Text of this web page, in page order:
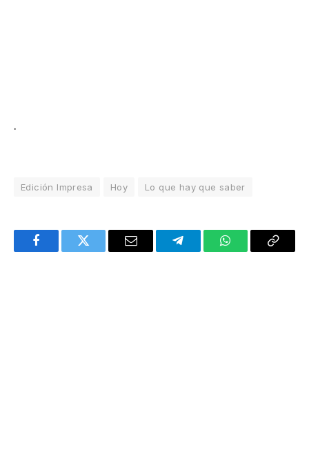
.
Edición Impresa Hoy Lo que hay que saber
FacebookTwitter Email TelegramWhatsAppCopy